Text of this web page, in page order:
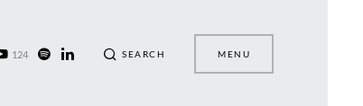
124 SEARCH MENU